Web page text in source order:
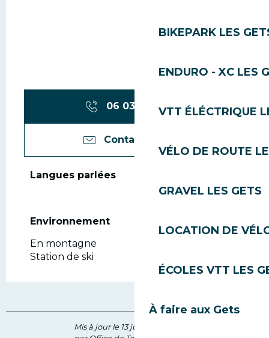
BIKEPARK LES
ENDURO - XC LES
VTT ÉLÉCTRIQUE
VÉLO DE ROUTE
GRAVEL LES GETS
LOCATION DE
ÉCOLES VTT LES
À faire aux Gets
06 03 10 66▒▒
Contactez-nous
Langues parlées
Langues parlées
Environnement
Environnement
En montagne
Station de ski
Mis à jour le 13 juillet 2026 à 11:36